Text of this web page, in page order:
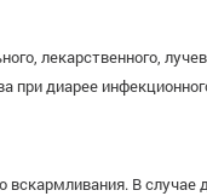
лекарственного,
диарее
В